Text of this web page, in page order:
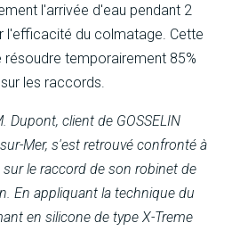
l'arrivée d'eau pendant 2
l'efficacité du colmatage. Cette
temporairement 85%
les raccords.
Dupont, client de GOSSELIN
Mer, s'est retrouvé confronté à
le raccord de son robinet de
En appliquant la technique du
en silicone de type X-Treme